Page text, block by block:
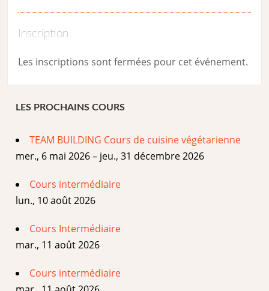
Inscription
Les inscriptions sont fermées pour cet événement.
LES PROCHAINS COURS
TEAM BUILDING Cours de cuisine végétarienne
mer., 6 mai 2026 – jeu., 31 décembre 2026
Cours intermédiaire
lun., 10 août 2026
Cours Intermédiaire
mar., 11 août 2026
Cours intermédiaire